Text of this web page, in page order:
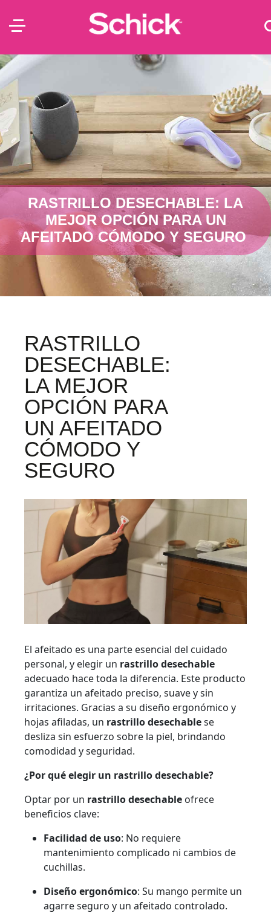
RASTRILLO DESECHABLE: LA
MEJOR OPCIÓN PARA UN
AFEITADO CÓMODO Y SEGURO
RASTRILLO
DESECHABLE:
LA MEJOR
OPCIÓN PARA
UN AFEITADO
CÓMODO Y
SEGURO
El afeitado es una parte esencial del cuidado
personal, y elegir un rastrillo desechable
adecuado hace toda la diferencia. Este producto
garantiza un afeitado preciso, suave y sin
irritaciones. Gracias a su diseño ergonómico y
hojas afiladas, un rastrillo desechablese
desliza sin esfuerzo sobre la piel, brindando
comodidad y seguridad.
¿Por qué elegir un rastrillo desechable?
Optar por un rastrillo desechable ofrece
beneficios clave:
Facilidad de uso: No requiere
mantenimiento complicado ni cambios de
cuchillas.
Diseño ergonómico: Su mango permite un
agarre seguro y un afeitado controlado.